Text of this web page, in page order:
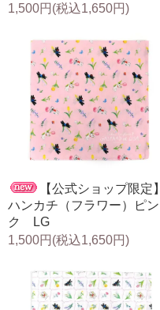
1,500円(税込1,650円)
【公式ショップ限定】
ハンカチ（フラワー）ピン
ク LG
1,500円(税込1,650円)